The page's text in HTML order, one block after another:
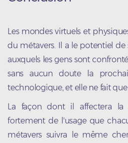
Les mondes virtuels et
du métavers. Il a le potentiel
auxquels les gens sont
sans aucun doute la
technologique, et elle ne fait
La façon dont il affectera la
fortement de l'usage que
métavers suivra le même